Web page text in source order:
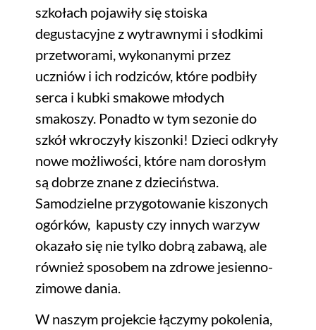
szkołach pojawiły się stoiska
degustacyjne z wytrawnymi i słodkimi
przetworami, wykonanymi przez
uczniów i ich rodziców, które podbiły
serca i kubki smakowe młodych
smakoszy. Ponadto w tym sezonie do
szkół wkroczyły kiszonki! Dzieci odkryły
nowe możliwości, które nam dorosłym
są dobrze znane z dzieciństwa.
Samodzielne przygotowanie kiszonych
ogórków, kapusty czy innych warzyw
okazało się nie tylko dobrą zabawą, ale
również sposobem na zdrowe jesienno-
zimowe dania.
W naszym projekcie łączymy pokolenia,